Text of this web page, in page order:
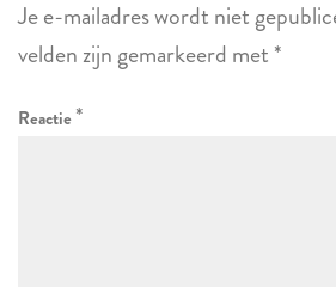
Je e-mailadres wordt niet
velden zijn gemarkeerd met *
Reactie*